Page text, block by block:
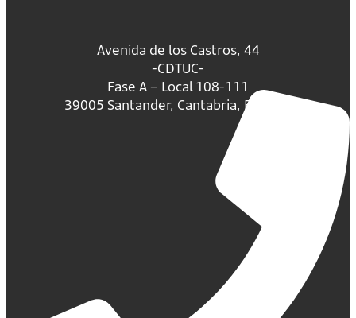
Avenida de los Castros, 44
-CDTUC-
Fase A – Local 108-111
39005 Santander, Cantabria, España.